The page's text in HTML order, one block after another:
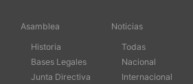
Asamblea
Historia
Bases Legales
Junta Directiva
Noticias
Todas
Nacional
Internacional